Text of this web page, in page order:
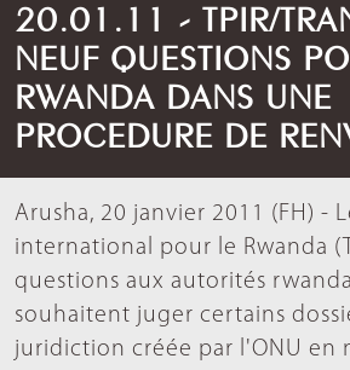
20.01.11 - TPIR/
NEUF QUESTIONS
RWANDA DANS UNE
PROCEDURE DE
Arusha, 20 janvier 2011 (FH) -
international pour le Rwanda
questions aux autorités
souhaitent juger certains
juridiction créée par l'ONU en